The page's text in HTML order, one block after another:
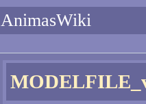
AnimasWiki